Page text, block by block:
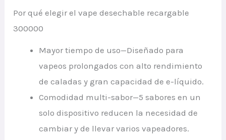
Por qué elegir el vape desechable recargable
300000
Mayor tiempo de uso—Diseñado para
vapeos prolongados con alto rendimiento
de caladas y gran capacidad de e-líquido.
Comodidad multi-sabor—5 sabores en un
solo dispositivo reducen la necesidad de
cambiar y de llevar varios vapeadores.